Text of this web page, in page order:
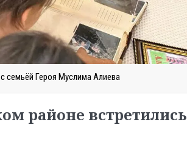
семьёй Героя Муслима Алиева
районе встретились